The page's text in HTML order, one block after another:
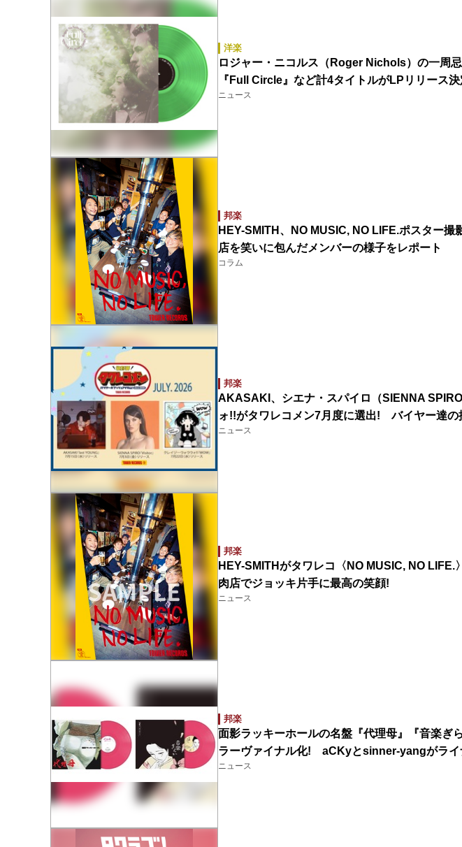
洋楽
ロジャー・ニコルス（Roger Nichols）の一周
『Full Circle』など計4タイトルがLPリリース決
ニュース
邦楽
HEY-SMITH、NO MUSIC, NO LIFE.ポスター
店を笑いに包んだメンバーの様子をレポート
コラム
邦楽
AKASAKI、シエナ・スパイロ（SIENNA
ォ!!がタワレコメン7月度に選出! バイヤー達の
ニュース
邦楽
HEY-SMITHがタワレコ〈NO MUSIC, NO
肉店でジョッキ片手に最高の笑顔!
ニュース
邦楽
面影ラッキーホールの名盤『代理母』『音楽ぎ
ラーヴァイナル化! aCKyとsinner-yangがライ
ニュース